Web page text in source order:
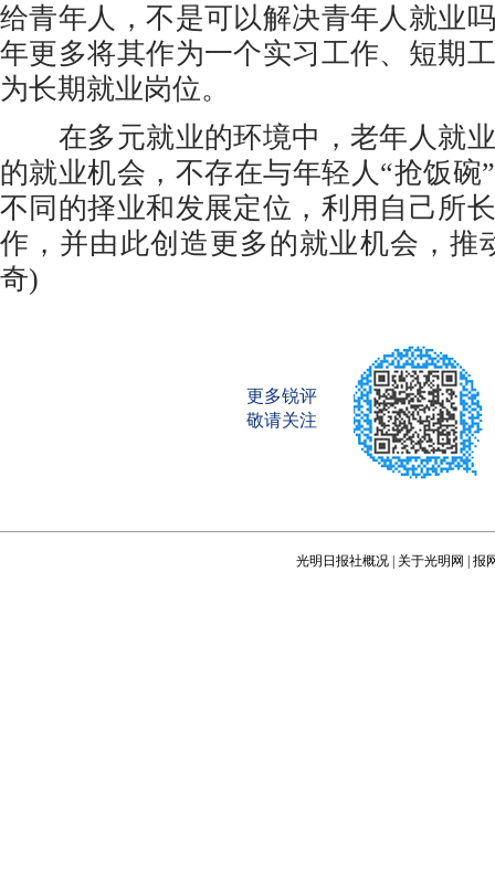
给青年人，不是可以解决青年人就业
年更多将其作为一个实习工作、短期
为长期就业岗位。
在多元就业的环境中，老年人就业
的就业机会，不存在与年轻人“抢饭碗
不同的择业和发展定位，利用自己所
作，并由此创造更多的就业机会，推
奇)
更多锐评
敬请关注
光明日报社概况 关于光明网 报